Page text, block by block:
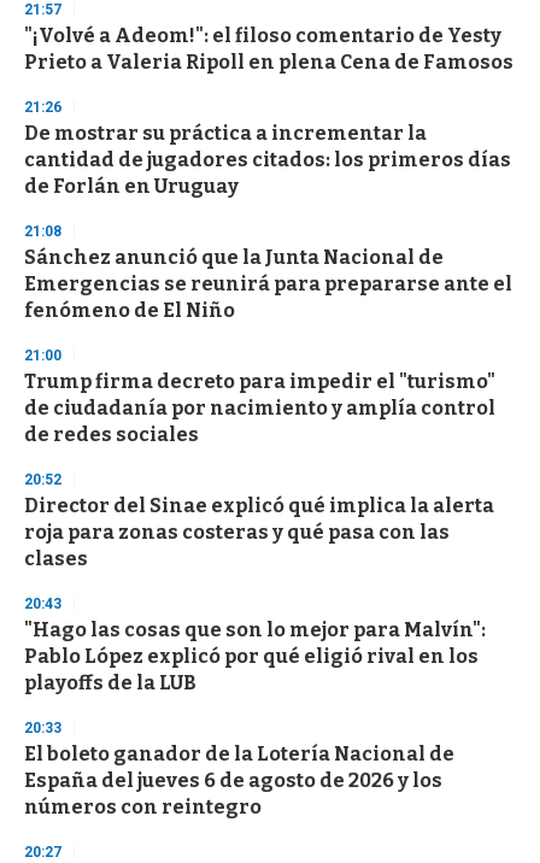
d
s
o
f
3
s
e
c
o
d
s
21:57
"¡Volvé a Adeom!": el filoso comentario de Yesty
Prieto a Valeria Ripoll en plena Cena de Famosos
21:26
De mostrar su práctica a incrementar la
cantidad de jugadores citados: los primeros días
de Forlán en Uruguay
21:08
Sánchez anunció que la Junta Nacional de
Emergencias se reunirá para prepararse ante el
fenómeno de El Niño
21:00
Trump firma decreto para impedir el "turismo"
de ciudadanía por nacimiento y amplía control
de redes sociales
20:52
Director del Sinae explicó qué implica la alerta
roja para zonas costeras y qué pasa con las
clases
20:43
"Hago las cosas que son lo mejor para Malvín":
Pablo López explicó por qué eligió rival en los
playoffs de la LUB
20:33
El boleto ganador de la Lotería Nacional de
España del jueves 6 de agosto de 2026 y los
números con reintegro
20:27